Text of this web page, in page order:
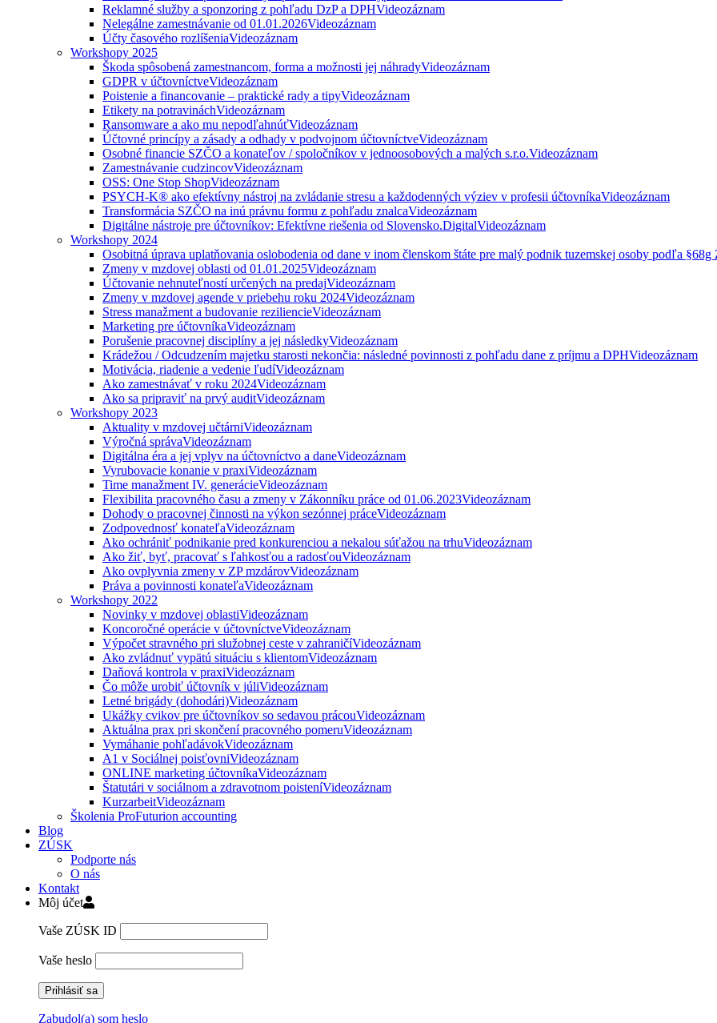
Reklamné služby a sponzoring z pohľadu DzP a DPHVideozáznam
Nelegálne zamestnávanie od 01.01.2026Videozáznam
Účty časového rozlíšeniaVideozáznam
Workshopy 2025
Škoda spôsobená zamestnancom, forma a možnosti jej náhradyVideozáznam
GDPR v účtovníctveVideozáznam
Poistenie a financovanie – praktické rady a tipyVideozáznam
Etikety na potravináchVideozáznam
Ransomware a ako mu nepodľahnúťVideozáznam
Účtovné princípy a zásady a odhady v podvojnom účtovníctveVideozáznam
Osobné financie SZČO a konateľov / spoločníkov v jednoosobových a malých s.r.o.Videozáznam
Zamestnávanie cudzincovVideozáznam
OSS: One Stop ShopVideozáznam
PSYCH-K® ako efektívny nástroj na zvládanie stresu a každodenných výziev v profesii účtovníkaVideozáznam
Transformácia SZČO na inú právnu formu z pohľadu znalcaVideozáznam
Digitálne nástroje pre účtovníkov: Efektívne riešenia od Slovensko.DigitalVideozáznam
Workshopy 2024
Osobitná úprava uplatňovania oslobodenia od dane v inom členskom štáte pre malý podnik tuzemskej osoby podľa §68g
Zmeny v mzdovej oblasti od 01.01.2025Videozáznam
Účtovanie nehnuteľností určených na predajVideozáznam
Zmeny v mzdovej agende v priebehu roku 2024Videozáznam
Stress manažment a budovanie reziliencieVideozáznam
Marketing pre účtovníkaVideozáznam
Porušenie pracovnej disciplíny a jej následkyVideozáznam
Krádežou / Odcudzením majetku starosti nekončia: následné povinnosti z pohľadu dane z príjmu a DPHVideozáznam
Motivácia, riadenie a vedenie ľudíVideozáznam
Ako zamestnávať v roku 2024Videozáznam
Ako sa pripraviť na prvý auditVideozáznam
Workshopy 2023
Aktuality v mzdovej učtárniVideozáznam
Výročná správaVideozáznam
Digitálna éra a jej vplyv na účtovníctvo a daneVideozáznam
Vyrubovacie konanie v praxiVideozáznam
Time manažment IV. generácieVideozáznam
Flexibilita pracovného času a zmeny v Zákonníku práce od 01.06.2023Videozáznam
Dohody o pracovnej činnosti na výkon sezónnej práceVideozáznam
Zodpovednosť konateľaVideozáznam
Ako ochrániť podnikanie pred konkurenciou a nekalou súťažou na trhuVideozáznam
Ako žiť, byť, pracovať s ľahkosťou a radosťouVideozáznam
Ako ovplyvnia zmeny v ZP mzdárovVideozáznam
Práva a povinnosti konateľaVideozáznam
Workshopy 2022
Novinky v mzdovej oblastiVideozáznam
Koncoročné operácie v účtovníctveVideozáznam
Výpočet stravného pri služobnej ceste v zahraničíVideozáznam
Ako zvládnuť vypätú situáciu s klientomVideozáznam
Daňová kontrola v praxiVideozáznam
Čo môže urobiť účtovník v júliVideozáznam
Letné brigády (dohodári)Videozáznam
Ukážky cvikov pre účtovníkov so sedavou prácouVideozáznam
Aktuálna prax pri skončení pracovného pomeruVideozáznam
Vymáhanie pohľadávokVideozáznam
A1 v Sociálnej poisťovniVideozáznam
ONLINE marketing účtovníkaVideozáznam
Štatutári v sociálnom a zdravotnom poisteníVideozáznam
KurzarbeitVideozáznam
Školenia ProFuturion accounting
Blog
ZÚSK
Podporte nás
O nás
Kontakt
Môj účet
Vaše ZÚSK ID
Vaše heslo
Zabudol(a) som heslo